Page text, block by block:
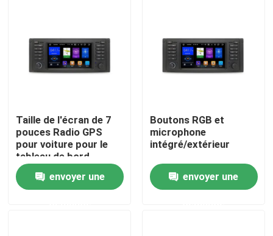
Aperçu
Produits
Taille de l'écran de 7
pouces Radio GPS
pour voiture pour le
tableau de bord
Performance 2din
envoyer une
Boutons RGB et
microphone
intégré/extérieur
envoyer une